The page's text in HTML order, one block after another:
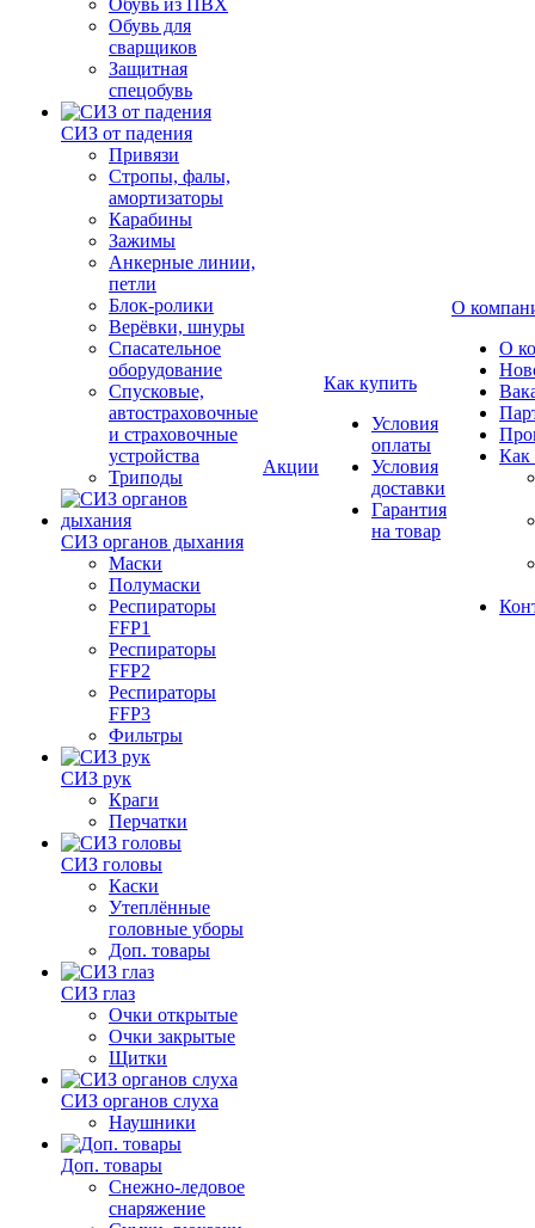
Обувь из ПВХ
Обувь для
сварщиков
Защитная
спецобувь
СИЗ от падения
Привязи
Стропы, фалы,
амортизаторы
Карабины
Зажимы
Анкерные линии,
петли
Блок-ролики
Верёвки, шнуры
Спасательное
оборудование
Спусковые,
автостраховочные
и страховочные
устройства
Триподы
СИЗ органов дыхания
Маски
Полумаски
Респираторы
FFP1
Респираторы
FFP2
Респираторы
FFP3
Фильтры
СИЗ рук
Краги
Перчатки
СИЗ головы
Каски
Утеплённые
головные уборы
Доп. товары
СИЗ глаз
Очки открытые
Очки закрытые
Щитки
СИЗ органов слуха
Наушники
Доп. товары
Снежно-ледовое
снаряжение
Акции
Как купить
Условия
оплаты
Условия
доставки
Гарантия
на товар
О
О
Как